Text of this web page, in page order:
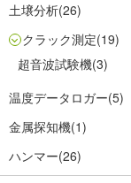
土壌分析(26)
クラック測定(19)
超音波試験機(3)
温度データロガー(5)
金属探知機(1)
ハンマー(26)